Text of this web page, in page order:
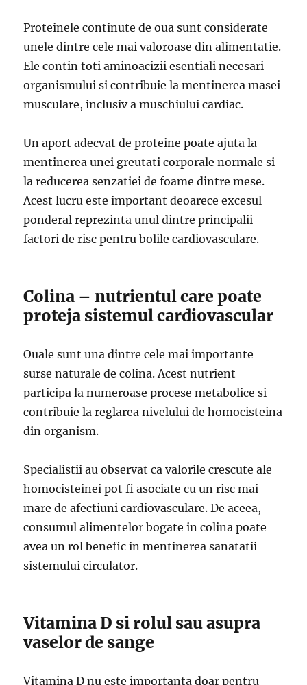
Proteinele continute de oua sunt considerate
unele dintre cele mai valoroase din alimentatie.
Ele contin toti aminoacizii esentiali necesari
organismului si contribuie la mentinerea masei
musculare, inclusiv a muschiului cardiac.
Un aport adecvat de proteine poate ajuta la
mentinerea unei greutati corporale normale si
la reducerea senzatiei de foame dintre mese.
Acest lucru este important deoarece excesul
ponderal reprezinta unul dintre principalii
factori de risc pentru bolile cardiovasculare.
Colina – nutrientul care poate
proteja sistemul cardiovascular
Ouale sunt una dintre cele mai importante
surse naturale de colina. Acest nutrient
participa la numeroase procese metabolice si
contribuie la reglarea nivelului de homocisteina
din organism.
Specialistii au observat ca valorile crescute ale
homocisteinei pot fi asociate cu un risc mai
mare de afectiuni cardiovasculare. De aceea,
consumul alimentelor bogate in colina poate
avea un rol benefic in mentinerea sanatatii
sistemului circulator.
Vitamina D si rolul sau asupra
vaselor de sange
Vitamina D nu este importanta doar pentru